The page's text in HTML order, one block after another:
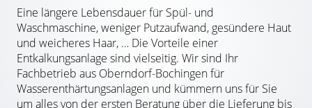
Eine längere Lebensdauer für Spül- und
Waschmaschine, weniger Putzaufwand, gesündere Haut
und weicheres Haar, … Die Vorteile einer
Entkalkungsanlage sind vielseitig. Wir sind Ihr
Fachbetrieb aus Oberndorf-Bochingen für
Wasserenthärtungsanlagen und kümmern uns für Sie
um alles von der ersten Beratung über die Lieferung bis